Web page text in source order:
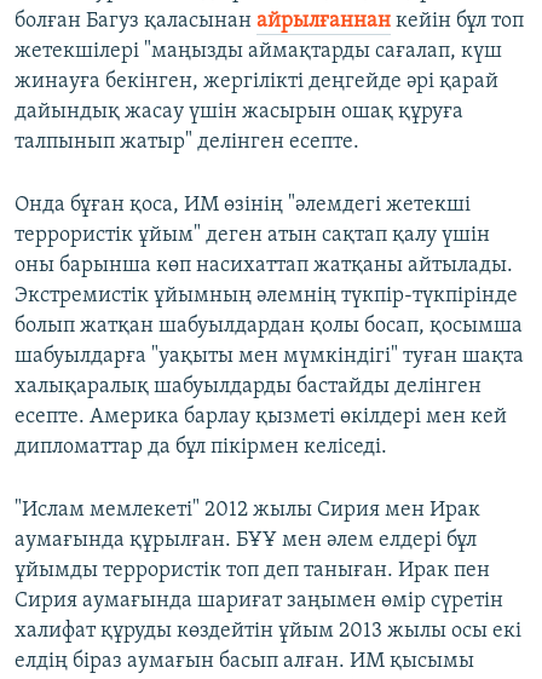
болған Багуз қаласынан айрылғаннан кейін бұл топ
жетекшілері "маңызды аймақтарды сағалап, күш
жинауға бекінген, жергілікті деңгейде әрі қарай
дайындық жасау үшін жасырын ошақ құруға
талпынып жатыр" делінген есепте.
Онда бұған қоса, ​ИМ өзінің "әлемдегі жетекші
террористік ұйым" деген атын сақтап қалу үшін
оны барынша көп насихаттап жатқаны айтылады.
Экстремистік ұйымның әлемнің түкпір-түкпірінде
болып жатқан шабуылдардан қолы босап, қосымша
шабуылдарға "уақыты мен мүмкіндігі" туған шақта
халықаралық шабуылдарды бастайды делінген
есепте. Америка барлау қызметі өкілдері мен кей
дипломаттар да бұл пікірмен келіседі.
"Ислам мемлекеті" 2012 жылы Сирия мен Ирак
аумағында құрылған. БҰҰ мен әлем елдері бұл
ұйымды террористік топ деп таныған. Ирак пен
Сирия аумағында шариғат заңымен өмір сүретін
халифат құруды көздейтін ұйым 2013 жылы осы екі
елдің біраз аумағын басып алған. ИМ қысымы